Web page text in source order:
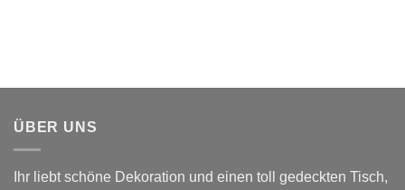
ÜBER UNS
Ihr liebt schöne Dekoration und einen toll gedeckten Tisch,